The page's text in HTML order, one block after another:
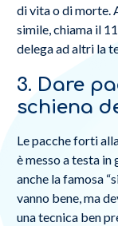
di vita o di morte.
simile, chiama il
delega ad altri la
3. Dare
schiena
Le pacche forti
è messo a testa in
anche la famosa
vanno bene, ma
una tecnica ben